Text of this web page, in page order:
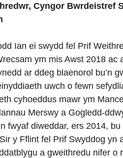
Cyngor Bwrdeistref
Ian ei swydd fel Prif
ym mis Awst 2018 ac
ar ddeg blaenorol bu’n
uwch o fewn
cyhoeddus mawr ym
Merswy a Gogledd-
fwyaf diweddar, ers 2014, bu
y Fflint fel Prif Swyddog yn
a gweithredu nifer o